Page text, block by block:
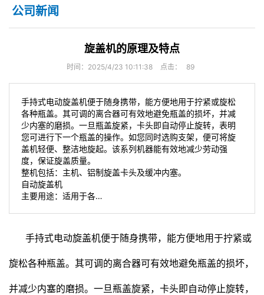
公司新闻
旋盖机的原理及特点
时间：2025/4/23 10:11:38 点击： 89
手持式电动旋盖机便于随身携带，能方便地用于拧紧或旋松
各种瓶盖。其可调的离合器可有效地避免瓶盖的损坏，并减
少内塞的磨损。一旦瓶盖旋紧，卡头即自动停止旋转，表明
您可进行下一个瓶盖的操作。如您同时选购支架，便可将旋
盖机轻便、整洁地旋起。该系列机器能有效地减少劳动强
度，保证旋盖质量。
整机包括：主机、铝制旋盖卡头及缓冲内塞。
自动旋盖机
主要用途：适用于各…
手持式电动旋盖机便于随身携带，能方便地用于拧紧或
旋松各种瓶盖。其可调的离合器可有效地避免瓶盖的损坏，
并减少内塞的磨损。一旦瓶盖旋紧，卡头即自动停止旋转，